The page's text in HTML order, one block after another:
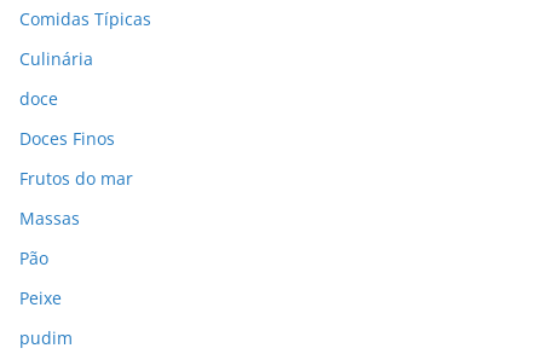
Comidas Típicas
Culinária
doce
Doces Finos
Frutos do mar
Massas
Pão
Peixe
pudim